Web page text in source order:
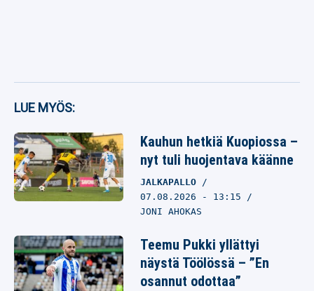
LUE MYÖS:
Kauhun hetkiä Kuopiossa –
nyt tuli huojentava käänne
JALKAPALLO
07.08.2026 - 13:15
JONI AHOKAS
Teemu Pukki yllättyi
näystä Töölössä – ”En
osannut odottaa”